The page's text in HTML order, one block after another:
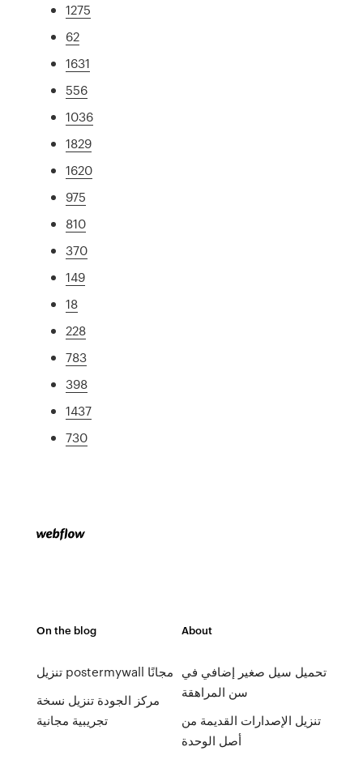
1275
62
1631
556
1036
1829
1620
975
810
370
149
18
228
783
398
1437
730
On the blog
تنزيل postermywall مجانًا
مركز الجودة تنزيل نسخة
تجريبية مجانية
About
تحميل سيل صغير إضافي في
سن المراهقة
تنزيل الإصدارات القديمة من
أصل الوحدة